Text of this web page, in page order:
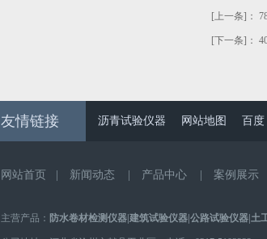
[上一条]：
[下一条]：
友情链接 沥青试验仪器 网站地图 百度
网站首页 新闻动态 产品中心 案例展示
主营产品： 防水卷材检测仪器 建筑试验仪器 公路试验仪器 土